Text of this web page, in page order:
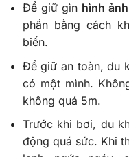
Để giữ gìn hình
phần bằng cách
biển.
Để giữ an toàn, du
có một mình.
không quá 5m.
Trước khi bơi, du
động quá sức. Khi